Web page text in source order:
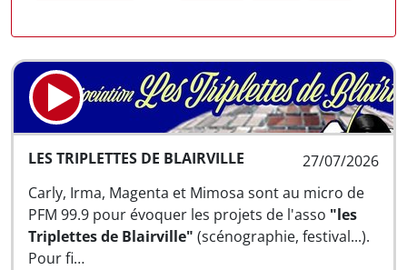
27/07/2026
LES TRIPLETTES DE BLAIRVILLE
Carly, Irma, Magenta et Mimosa sont au micro de
PFM 99.9 pour évoquer les projets de l'asso "les
Triplettes de Blairville" (scénographie, festival...).
Pour fi…